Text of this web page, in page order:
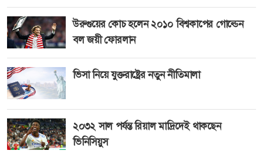
উরুগুয়ের কোচ হলেন ২০১০ বিশ্বকাপের গোল্ডেন
বল জয়ী ফোরলান
ভিসা নিয়ে যুক্তরাষ্ট্রের নতুন নীতিমালা
২০৩২ সাল পর্যন্ত রিয়াল মাদ্রিদেই থাকছেন
ভিনিসিয়ুস